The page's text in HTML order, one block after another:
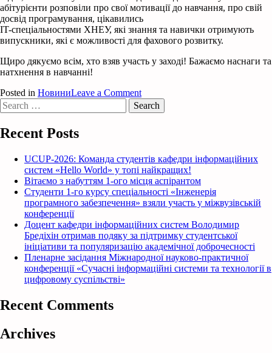
абітурієнти розповіли про свої мотивації до навчання, про свій
досвід програмування, цікавились
IT-спеціальностями ХНЕУ, які знання та навички отримують
випускники, які є можливості для фахового розвитку.
Щиро дякуємо всім, хто взяв участь у заході! Бажаємо наснаги та
натхнення в навчанні!
Posted in НовиниLeave a Commenton
Участь
кафедри
зимовій
школі
ХНЕУ
ім.
С.
Search
for:
Recent Posts
UCUP-2026: Команда студентів кафедри інформаційних
систем «Hello World» у топі найкращих!
Вітаємо з набуттям 1-ого місця аспірантом
Студенти 1-го курсу спеціальності «Інженерія
програмного забезпечення» взяли участь у міжвузівській
конференції
Доцент кафедри інформаційних систем Володимир
Бредіхін отримав подяку за підтримку студентської
ініціативи та популяризацію академічної доброчесності
Пленарне засідання Міжнародної науково-практичної
конференції «Сучасні інформаційні системи та технології в
цифровому суспільстві»
Recent Comments
Archives